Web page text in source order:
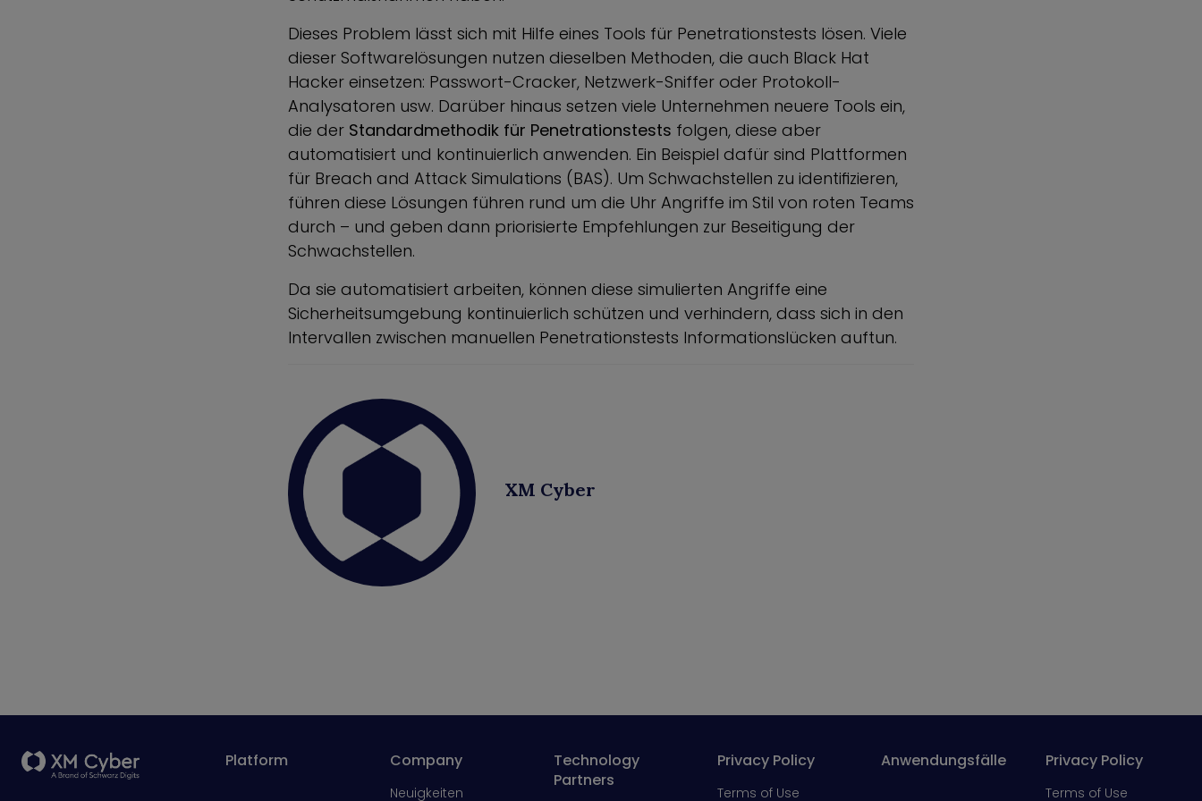
Dieses Problem lässt sich mit Hilfe eines Tools für Penetrationstests lösen. Viele
dieser Softwarelösungen nutzen dieselben Methoden, die auch Black Hat
Hacker einsetzen: Passwort-Cracker, Netzwerk-Sniffer oder Protokoll-
Analysatoren usw. Darüber hinaus setzen viele Unternehmen neuere Tools ein,
die der Standardmethodik für Penetrationstests folgen, diese aber
automatisiert und kontinuierlich anwenden. Ein Beispiel dafür sind Plattformen
für Breach and Attack Simulations (BAS). Um Schwachstellen zu identifizieren,
führen diese Lösungen führen rund um die Uhr Angriffe im Stil von roten Teams
durch – und geben dann priorisierte Empfehlungen zur Beseitigung der
Schwachstellen.
Da sie automatisiert arbeiten, können diese simulierten Angriffe eine
Sicherheitsumgebung kontinuierlich schützen und verhindern, dass sich in den
Intervallen zwischen manuellen Penetrationstests Informationslücken auftun.
XM Cyber
Platform Company
Neuigkeiten
Technology
Partners
Privacy Policy
Terms of Use
Anwendungsfälle Privacy Policy
Terms of Use